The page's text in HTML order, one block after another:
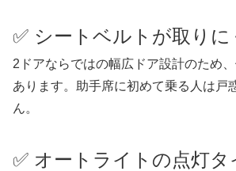
✅ シートベルトが取りに
2ドアならではの幅広ドア設計のため
あります。助手席に初めて乗る人は戸
ん。
✅ オートライトの点灯